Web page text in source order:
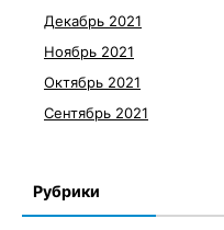
Декабрь 2021
Ноябрь 2021
Октябрь 2021
Сентябрь 2021
Рубрики